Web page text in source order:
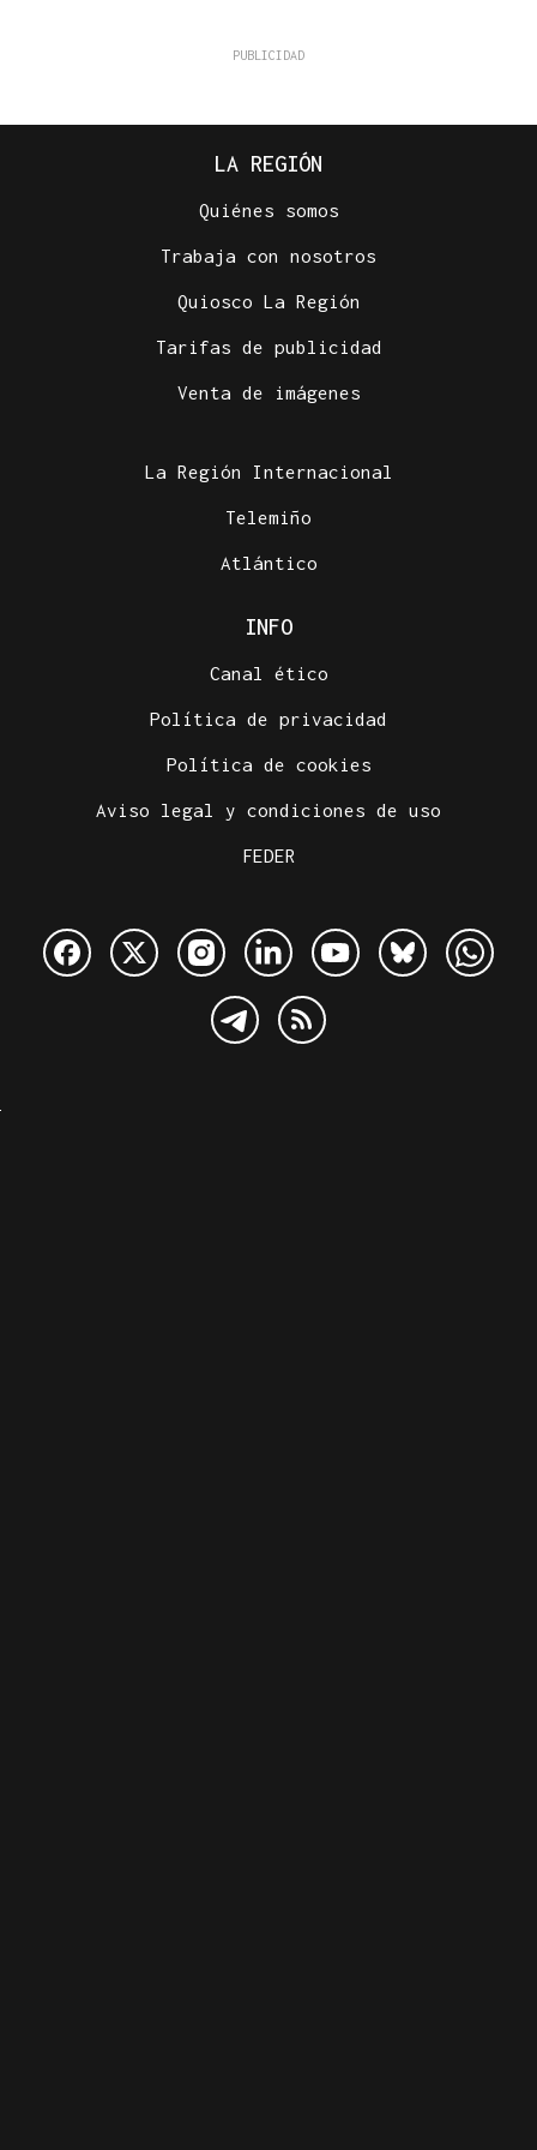
LA REGIÓN
Quiénes somos
Trabaja con nosotros
Quiosco La Región
Tarifas de publicidad
Venta de imágenes
La Región Internacional
Telemiño
Atlántico
INFO
Canal ético
Política de privacidad
Política de cookies
Aviso legal y condiciones de uso
FEDER